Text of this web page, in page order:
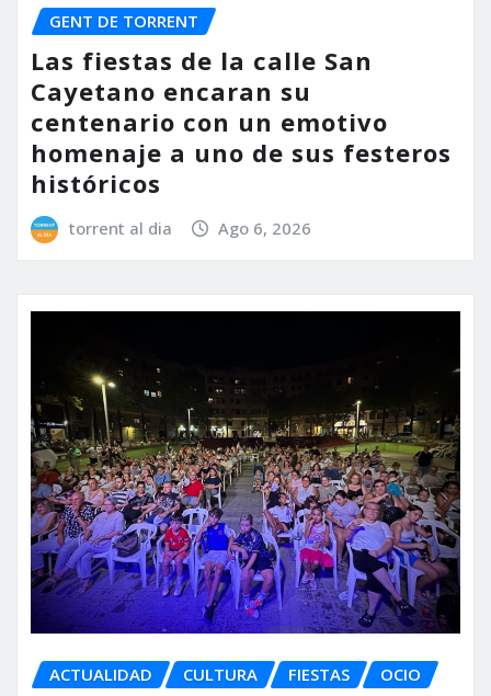
GENT DE TORRENT
Las fiestas de la calle San
Cayetano encaran su
centenario con un emotivo
homenaje a uno de sus festeros
históricos
torrent al dia Ago 6, 2026
ACTUALIDAD CULTURA FIESTAS OCIO